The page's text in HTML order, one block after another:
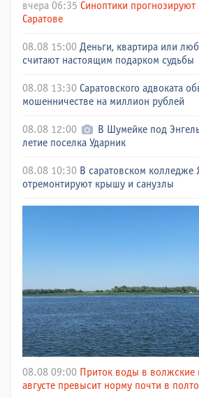
вчера 06:35 Синоптики прогнозируют
Саратове
08.08 15:00 Деньги, квартира или
считают настоящим подарком судьбы
08.08 13:30 Саратовского адвоката
мошенничестве на миллион рублей
08.08 12:00
В Шумейке под
летие поселка Ударник
08.08 10:30 В саратовском колледже
отремонтируют крышу и санузлы
08.08 09:00 Приток воды в волжские
августе превысит норму почти в